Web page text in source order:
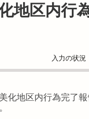
地区内
入力の状況
化地区内行為完了